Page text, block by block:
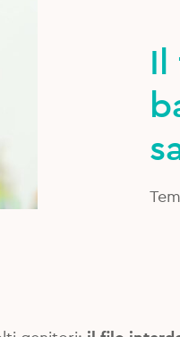
Il